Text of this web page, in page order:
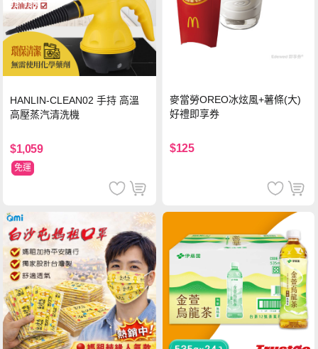
HANLIN-CLEAN02 手持 高溫
高壓蒸汽清洗機
$1,059
免運
麥當勞OREO冰炫風+薯條(大)
好禮即享券
$125